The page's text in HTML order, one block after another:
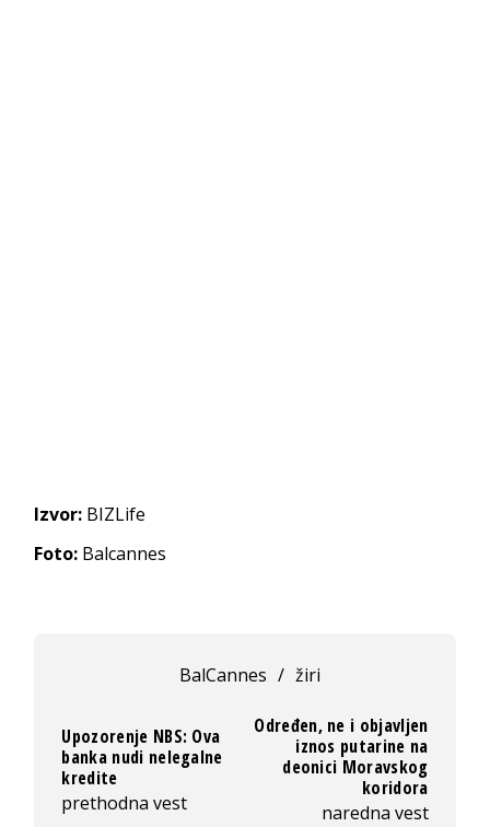
Izvor: BIZLife
Foto: Balcannes
BalCannes / žiri
Upozorenje NBS: Ova
banka nudi nelegalne
kredite
prethodna vest
Određen, ne i objavljen
iznos putarine na
deonici Moravskog
koridora
naredna vest